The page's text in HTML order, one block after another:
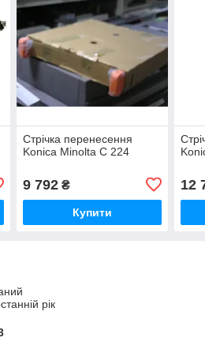
Стрічка перенесення
Konica Minolta C 224
9 792₴
Купити
12
рік